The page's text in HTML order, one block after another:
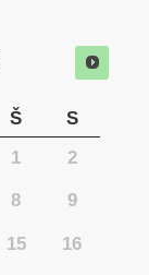
Š
S
1
2
8 9
15 16